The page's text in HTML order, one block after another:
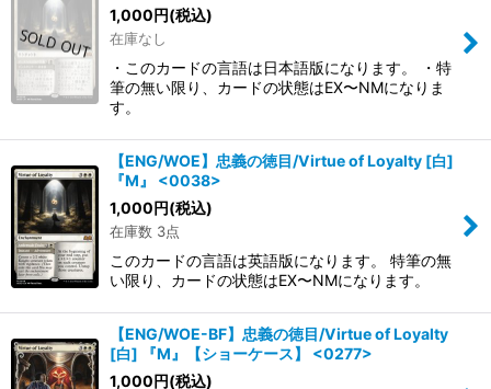
1,000円(税込)
在庫なし
・このカードの言語は日本語版になります。 ・特
筆の無い限り、カードの状態はEX〜NMになりま
す。
【ENG/WOE】忠義の徳目/Virtue of Loyalty [白]
『M』 <0038>
1,000円(税込)
在庫数 3点
このカードの言語は英語版になります。 特筆の無
い限り、カードの状態はEX〜NMになります。
【ENG/WOE-BF】忠義の徳目/Virtue of Loyalty
[白] 『M』【ショーケース】 <0277>
1,000円(税込)